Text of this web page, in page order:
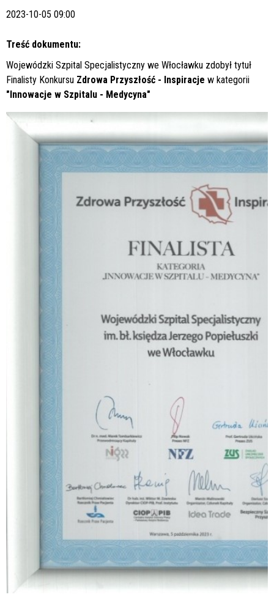
2023-10-05 09:00
Treść dokumentu:
Wojewódzki Szpital Specjalistyczny we Włocławku zdobył tytuł
Finalisty Konkursu Zdrowa Przyszłość - Inspiracje w kategorii
"Innowacje w Szpitalu - Medycyna"